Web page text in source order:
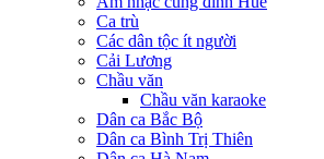
Ca trù
Các dân tộc ít người
Cải Lương
Chầu văn
Chầu văn karaoke
Dân ca Bắc Bộ
Dân ca Bình Trị Thiên